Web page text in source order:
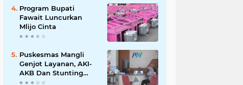
Program Bupati
Fawait Luncurkan
Mlijo Cinta
Puskesmas Mangli
Genjot Layanan, AKI-
AKB Dan Stunting
Ditekan